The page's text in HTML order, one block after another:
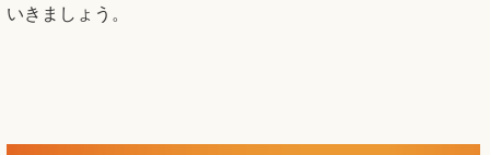
いきましょう。